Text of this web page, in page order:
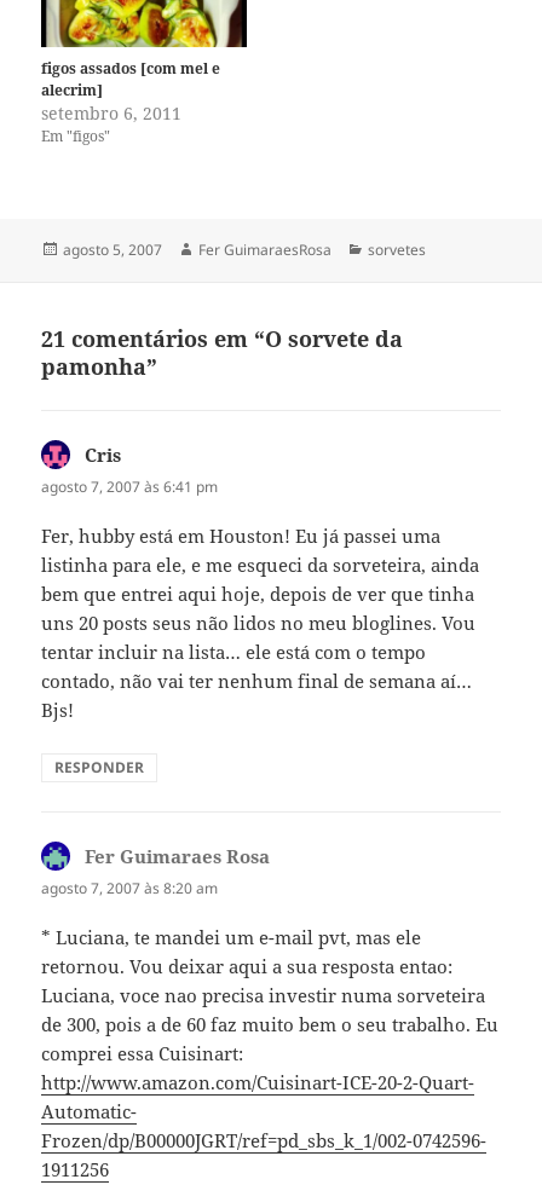
figos assados [com mel e
alecrim]
setembro 6, 2011
Em "figos"
Publicado
agosto 5, 2007 Autor
Fer GuimaraesRosa Categorias
sorvetes
21 comentários em “O sorvete da
pamonha”
Cris
agosto 7, 2007 às 6:41 pm
Fer, hubby está em Houston! Eu já passei uma
listinha para ele, e me esqueci da sorveteira, ainda
bem que entrei aqui hoje, depois de ver que tinha
uns 20 posts seus não lidos no meu bloglines. Vou
tentar incluir na lista… ele está com o tempo
contado, não vai ter nenhum final de semana aí…
Bjs!
RESPONDER
Fer Guimaraes Rosa
agosto 7, 2007 às 8:20 am
* Luciana, te mandei um e-mail pvt, mas ele
retornou. Vou deixar aqui a sua resposta entao:
Luciana, voce nao precisa investir numa sorveteira
de 300, pois a de 60 faz muito bem o seu trabalho. Eu
comprei essa Cuisinart:
http://www.amazon.com/Cuisinart-ICE-20-2-Quart-
Automatic-
Frozen/dp/B00000JGRT/ref=pd_sbs_k_1/002-0742596-
1911256